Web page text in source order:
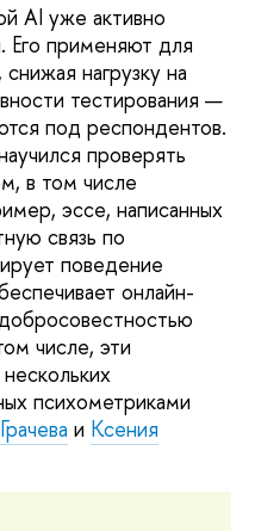
AI уже активно
Его применяют для
нагрузку на
тестирования —
под респондентов.
проверять
в том числе
эссе, написанных
связь по
поведение
онлайн-
числе, эти
психометриками
и Ксения